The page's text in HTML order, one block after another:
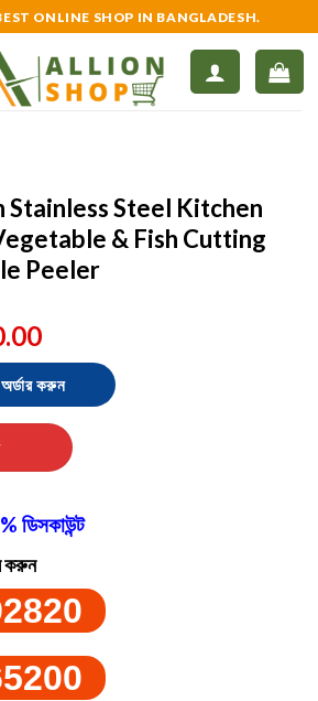
ONLINE SHOP IN BANGLADESH.
Steel Kitchen
& Fish Cutting
Peeler
Steel Kitchen Knife – Fruit, Vegetable
অর্ডার করুন
ডিসকাউন্ট
করুন